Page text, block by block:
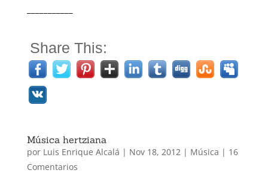
Share This:
Música hertziana
por Luis Enrique Alcalá | Nov 18, 2012 | Música | 16
Comentarios